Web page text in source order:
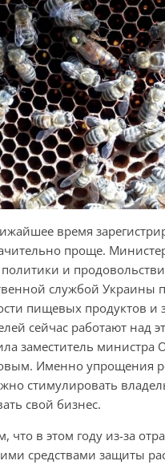
время
проще.
и
службой Украины
пищевых продуктов и
сейчас работают над
заместитель министра
Именно упрощения
стимулировать
свой бизнес.
что в этом году из-за
средствами защиты